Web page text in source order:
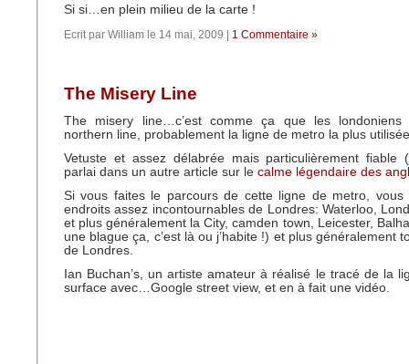
Si si…en plein milieu de la carte !
Ecrit par William le 14 mai, 2009 | 1 Commentaire »
The Misery Line
The misery line…c’est comme ça que les londoniens
northern line, probablement la ligne de metro la plus
Vetuste et assez délabrée mais particulièrement fiable
parlai dans un autre article sur le calme légendaire des
Si vous faites le parcours de cette ligne de metro, vous
endroits assez incontournables de Londres: Waterloo,
et plus généralement la City, camden town, Leicester,
une blague ça, c’est là ou j’habite !) et plus généralement
de Londres.
Ian Buchan’s, un artiste amateur à réalisé le tracé de la
surface avec…Google street view, et en à fait une vidéo.